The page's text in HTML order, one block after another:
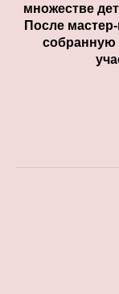
множестве
После
собранную